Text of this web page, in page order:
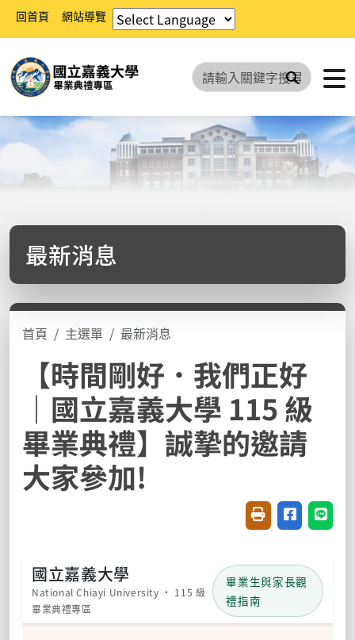
回首頁 網站導覽
搜尋
最新消息
首頁 主選單 最新消息
【時間剛好．我們正好
｜國立嘉義大學 115 級
畢業典禮】誠摯的邀請
大家參加!
友善列印(開新視
分享至臉書
分享
跳過導覽，進入主內容
國立嘉義大學
National Chiayi University · 115 級
畢業典禮專區
畢業生與家長觀
禮指南